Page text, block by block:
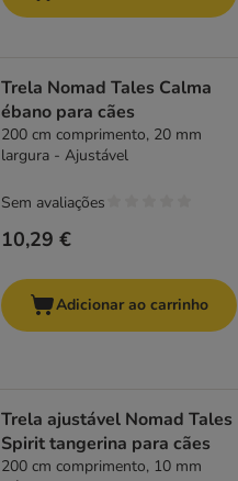
Trela Nomad Tales Calma
ébano para cães
200 cm comprimento, 20 mm
largura - Ajustável
10,29 €
Sem avaliações
Adicionar ao carrinho
Trela ajustável Nomad Tales
Spirit tangerina para cães
200 cm comprimento, 10 mm